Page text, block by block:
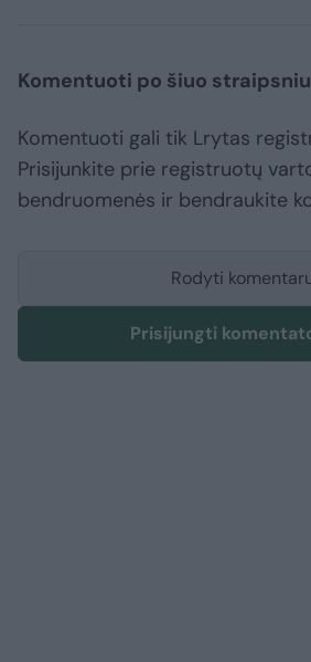
Komentuoti po šiuo straipsniu
Komentuoti gali tik Lrytas
Prisijunkite prie registruotų
bendruomenės ir bendraukite
Rodyti
Prisijungti